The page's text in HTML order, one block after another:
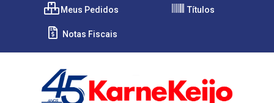
Meus Pedidos Títulos
Notas Fiscais